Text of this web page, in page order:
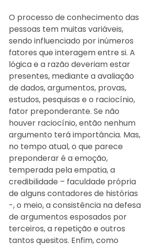
O processo de conhecimento das
pessoas tem muitas variáveis,
sendo influenciado por inúmeros
fatores que interagem entre si. A
lógica e a razão deveriam estar
presentes, mediante a avaliação
de dados, argumentos, provas,
estudos, pesquisas e o raciocínio,
fator preponderante. Se não
houver raciocínio, então nenhum
argumento terá importância. Mas,
no tempo atual, o que parece
preponderar é a emoção,
temperada pela empatia, a
credibilidade – faculdade própria
de alguns contadores de histórias
-, o meio, a consistência na defesa
de argumentos esposados por
terceiros, a repetição e outros
tantos quesitos. Enfim, como